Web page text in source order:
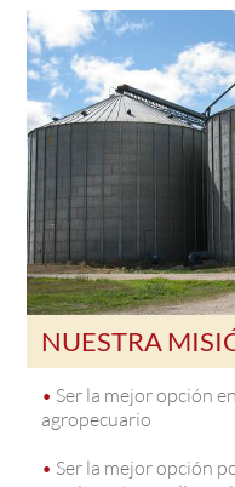
NUESTRA
• Ser la mejor opción
agropecuario
• Ser la mejor opción